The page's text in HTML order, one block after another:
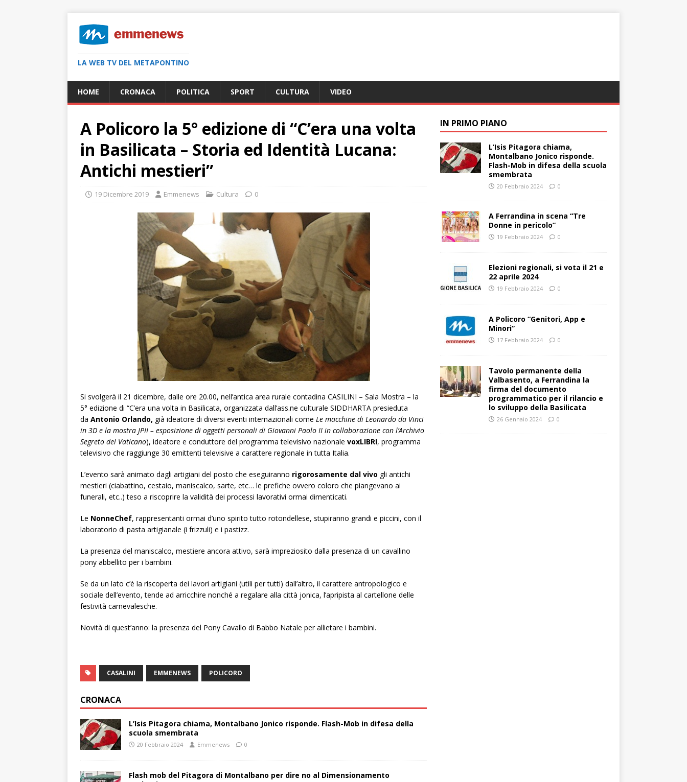
LA WEB TV DEL METAPONTINO
HOME CRONACA POLITICA SPORT CULTURA VIDEO
A Policoro la 5° edizione di “C’era una volta
in Basilicata – Storia ed Identità Lucana:
Antichi mestieri”
19 Dicembre 2019 Emmenews Cultura 0
Si svolgerà il 21 dicembre, dalle ore 20.00, nell’antica area rurale contadina CASILINI – Sala Mostra – la
5° edizione di “C’era una volta in Basilicata, organizzata dall’ass.ne culturale SIDDHARTA presieduta
da Antonio Orlando, già ideatore di diversi eventi internazionali come Le macchine di Leonardo da Vinci
in 3D e la mostra JPII – esposizione di oggetti personali di Giovanni Paolo II in collaborazione con l’Archivio
Segreto del Vaticano), ideatore e conduttore del programma televisivo nazionale voxLIBRI, programma
televisivo che raggiunge 30 emittenti televisive a carattere regionale in tutta Italia.
L’evento sarà animato dagli artigiani del posto che eseguiranno rigorosamente dal vivo gli antichi
mestieri (ciabattino, cestaio, maniscalco, sarte, etc… le prefiche ovvero coloro che piangevano ai
funerali, etc..) teso a riscoprire la validità dei processi lavorativi ormai dimenticati.
Le NonneChef, rappresentanti ormai d’uno spirito tutto rotondellese, stupiranno grandi e piccini, con il
laboratorio di pasta artigianale (i frizzuli) e i pastizz.
La presenza del maniscalco, mestiere ancora attivo, sarà impreziosito dalla presenza di un cavallino
pony abbellito per i bambini.
Se da un lato c’è la riscoperta dei lavori artigiani (utili per tutti) dall’altro, il carattere antropologico e
sociale dell’evento, tende ad arricchire nonché a regalare alla città jonica, l’apripista al cartellone delle
festività carnevalesche.
Novità di quest’anno: la presenza del Pony Cavallo di Babbo Natale per allietare i bambini.
CASALINI EMMENEWS POLICORO
CRONACA
L’Isis Pitagora chiama, Montalbano Jonico risponde. Flash-Mob in difesa della
scuola smembrata
20 Febbraio 2024 Emmenews 0
Flash mob del Pitagora di Montalbano per dire no al Dimensionamento
IN PRIMO PIANO
L’Isis Pitagora chiama,
Montalbano Jonico risponde.
Flash-Mob in difesa della scuola
smembrata
20 Febbraio 2024 0
A Ferrandina in scena “Tre
Donne in pericolo”
19 Febbraio 2024 0
Elezioni regionali, si vota il 21 e
22 aprile 2024
19 Febbraio 2024 0
A Policoro “Genitori, App e
Minori”
17 Febbraio 2024 0
Tavolo permanente della
Valbasento, a Ferrandina la
firma del documento
programmatico per il rilancio e
lo sviluppo della Basilicata
26 Gennaio 2024 0